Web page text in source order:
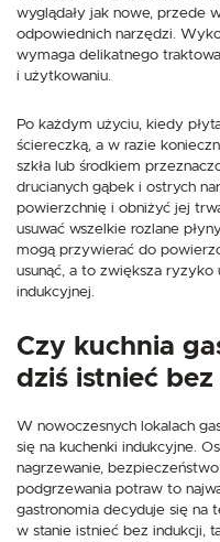
wyglądały jak nowe, przede
odpowiednich narzędzi.
wymaga delikatnego
i użytkowaniu.
Po każdym użyciu, kiedy
ściereczką, a w razie
szkła lub środkiem
drucianych gąbek i ostrych
powierzchnię i obniżyć jej
usuwać wszelkie rozlane
mogą przywierać do
usunąć, a to zwiększa
indukcyjnej.
Czy kuchnia
dziś istnieć
W nowoczesnych lokalach
się na kuchenki indukcyjne.
nagrzewanie,
podgrzewania potraw to
gastronomia decyduje się na
w stanie istnieć bez indukcji,